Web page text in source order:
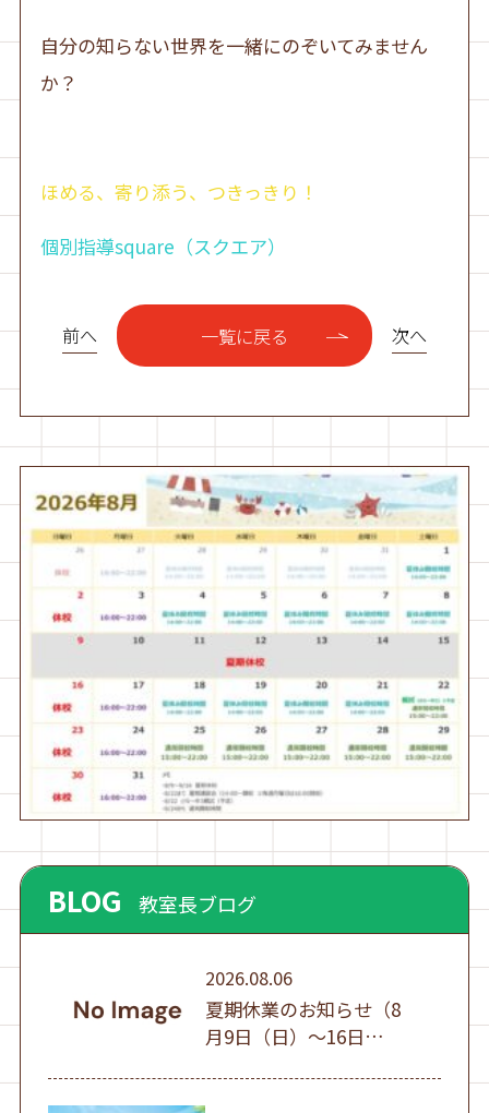
自分の知らない世界を一緒にのぞいてみません
か？
ほめる、寄り添う、つきっきり！
個別指導square（スクエア）
前へ 一覧に戻る 次へ
BLOG 教室長ブログ
2026.08.06
夏期休業のお知らせ（8
月9日（日）～16日